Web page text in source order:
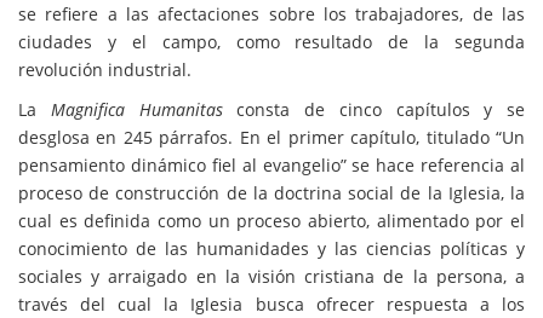
se refiere a las afectaciones sobre los trabajadores, de las
ciudades y el campo, como resultado de la segunda
revolución industrial.
La Magnifica Humanitasconsta de cinco capítulos y se
desglosa en 245 párrafos. En el primer capítulo, titulado “Un
pensamiento dinámico fiel al evangelio” se hace referencia al
proceso de construcción de la doctrina social de la Iglesia, la
cual es definida como un proceso abierto, alimentado por el
conocimiento de las humanidades y las ciencias políticas y
sociales y arraigado en la visión cristiana de la persona, a
través del cual la Iglesia busca ofrecer respuesta a los